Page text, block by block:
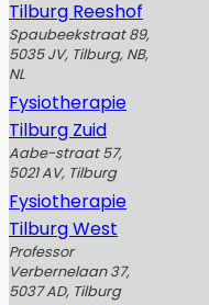
Tilburg Reeshof
Spaubeekstraat 89,
5035 JV, Tilburg, NB,
NL
Fysiotherapie
Tilburg Zuid
Aabe-straat 57,
5021 AV, Tilburg
Fysiotherapie
Tilburg West
Professor
Verbernelaan 37,
5037 AD, Tilburg